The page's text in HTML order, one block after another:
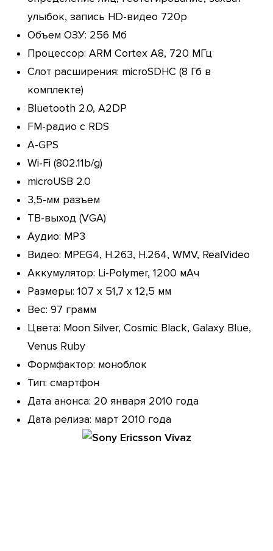
улыбок, запись HD-видео 720p
Объем ОЗУ: 256 Мб
Процессор: ARM Cortex A8, 720 МГц
Слот расширения: microSDHC (8 Гб в
комплекте)
Bluetooth 2.0, A2DP
FM-радио с RDS
A-GPS
Wi-Fi (802.11b/g)
microUSB 2.0
3,5-мм разъем
ТВ-выход (VGA)
Аудио: MP3
Видео: MPEG4, H.263, H.264, WMV, RealVideo
Аккумулятор: Li-Polymer, 1200 мАч
Размеры: 107 x 51,7 x 12,5 мм
Вес: 97 грамм
Цвета: Moon Silver, Cosmic Black, Galaxy Blue,
Venus Ruby
Формфактор: моноблок
Тип: смартфон
Дата анонса: 20 января 2010 года
Дата релиза: март 2010 года